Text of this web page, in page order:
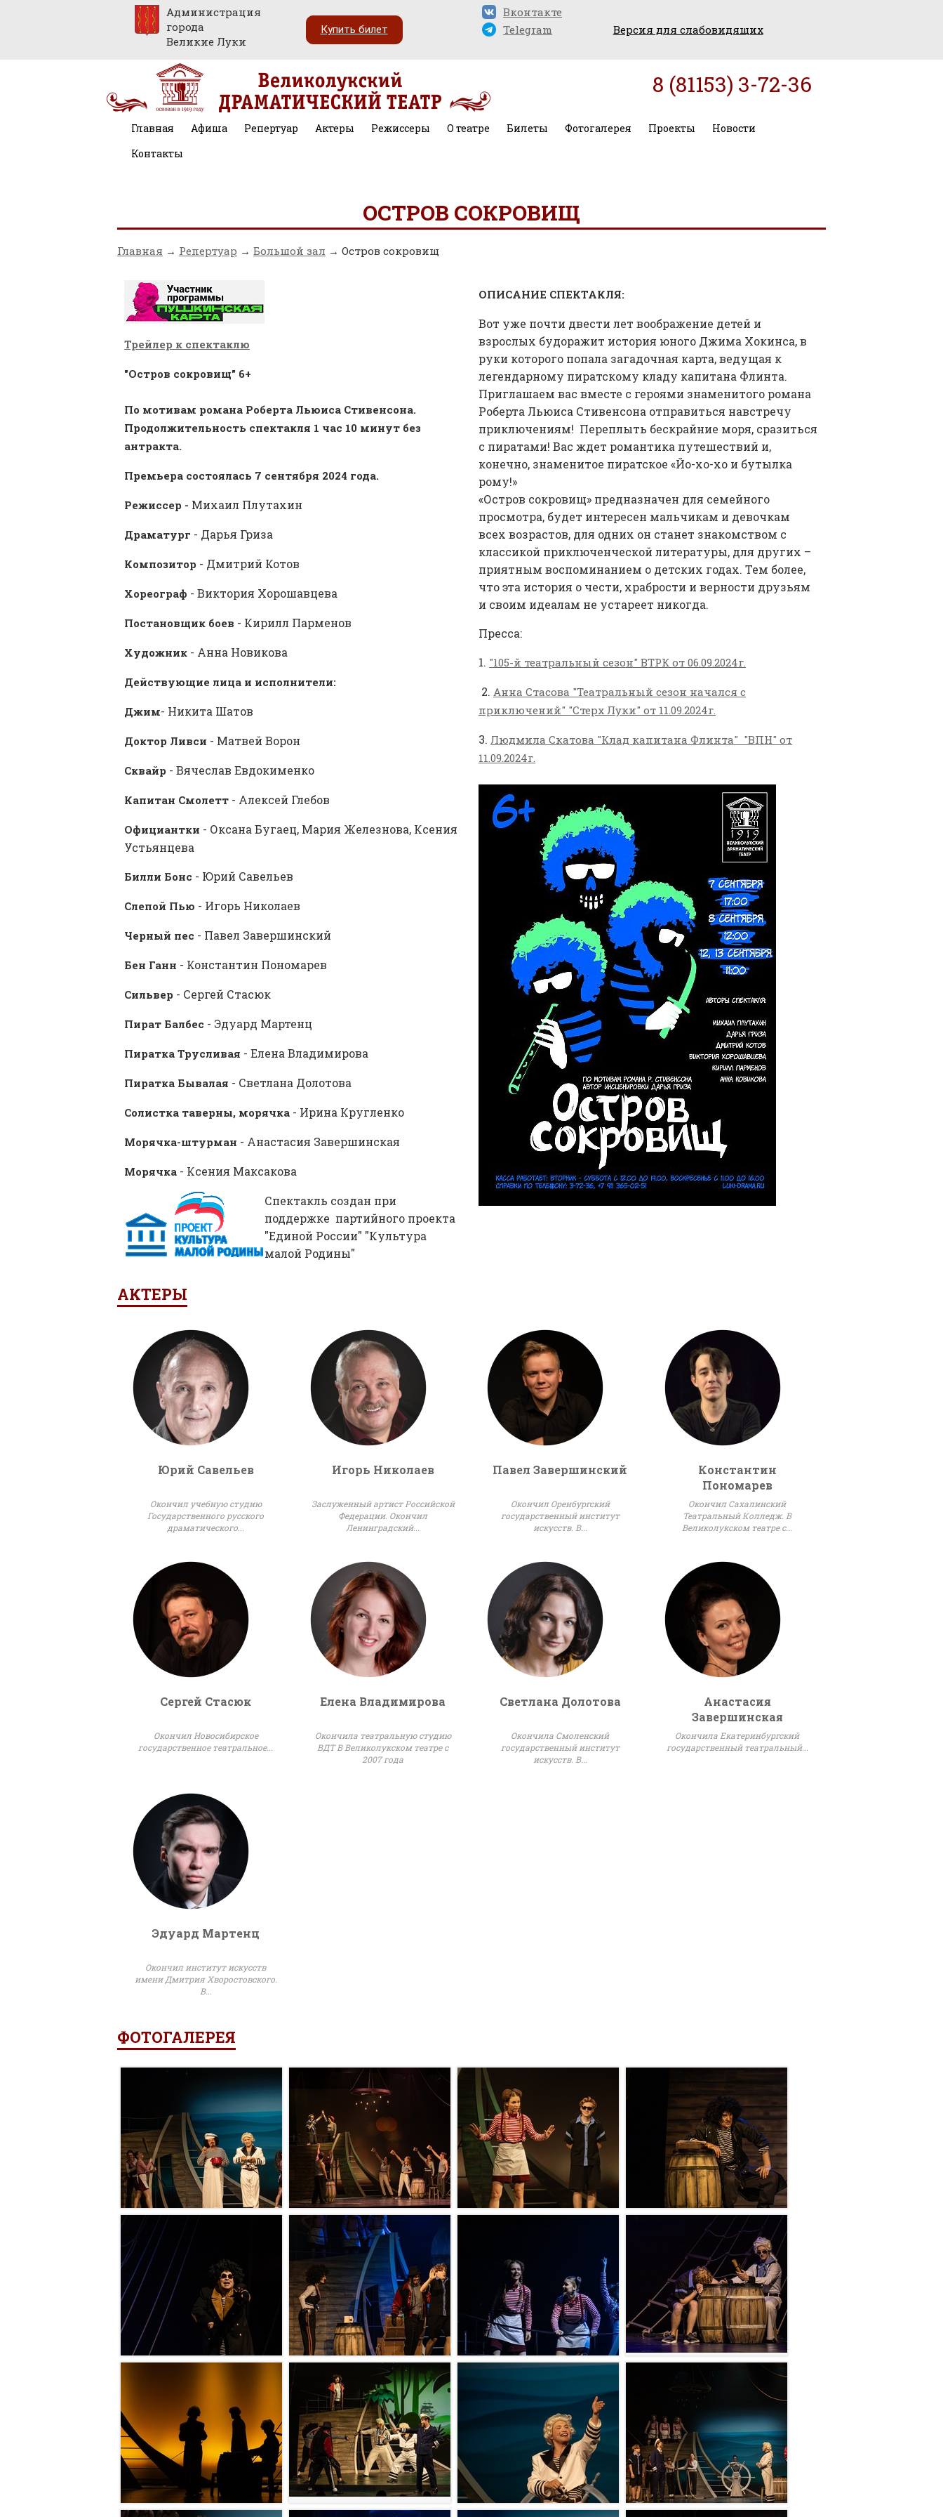
Администрация
города
Великие Луки
Купить билет
Вконтакте
Telegram
Версия для слабовидящих
8 (81153) 3-72-36
Главная Афиша Репертуар Актеры Режиссеры О театре Билеты Фотогалерея Проекты
Новости
Контакты
ОСТРОВ СОКРОВИЩ
Главная → Репертуар → Большой зал → Остров сокровищ
Трейлер к спектаклю
"Остров сокровищ" 6+
По мотивам романа Роберта Льюиса Стивенсона.
Продолжительность спектакля 1 час 10 минут без
антракта.
Премьера состоялась 7 сентября 2024 года.
Режиссер - Михаил Плутахин
Драматург - Дарья Гриза
Композитор - Дмитрий Котов
Хореограф - Виктория Хорошавцева
Постановщик боев - Кирилл Парменов
Художник - Анна Новикова
Действующие лица и исполнители:
Джим- Никита Шатов
Доктор Ливси - Матвей Ворон
Сквайр - Вячеслав Евдокименко
Капитан Смолетт - Алексей Глебов
Официантки - Оксана Бугаец, Мария Железнова, Ксения
Устьянцева
Билли Бонс - Юрий Савельев
Слепой Пью - Игорь Николаев
Черный пес - Павел Завершинский
Бен Ганн - Константин Пономарев
Сильвер - Сергей Стасюк
Пират Балбес - Эдуард Мартенц
Пиратка Трусливая - Елена Владимирова
Пиратка Бывалая - Светлана Долотова
Солистка таверны, морячка - Ирина Кругленко
Морячка-штурман - Анастасия Завершинская
Морячка - Ксения Максакова
Спектакль создан при
поддержке партийного проекта
"Единой России" "Культура
малой Родины"
ОПИСАНИЕ СПЕКТАКЛЯ:
Вот уже почти двести лет воображение детей и
взрослых будоражит история юного Джима Хокинса, в
руки которого попала загадочная карта, ведущая к
легендарному пиратскому кладу капитана Флинта.
Приглашаем вас вместе с героями знаменитого романа
Роберта Льюиса Стивенсона отправиться навстречу
приключениям! Переплыть бескрайние моря, сразиться
с пиратами! Вас ждет романтика путешествий и,
конечно, знаменитое пиратское «Йо-хо-хо и бутылка
рому!»
«Остров сокровищ» предназначен для семейного
просмотра, будет интересен мальчикам и девочкам
всех возрастов, для одних он станет знакомством с
классикой приключенческой литературы, для других –
приятным воспоминанием о детских годах. Тем более,
что эта история о чести, храбрости и верности друзьям
и своим идеалам не устареет никогда.
Пресса:
1. "105-й театральный сезон" ВТРК от 06.09.2024г.
2. Анна Стасова "Театральный сезон начался с
приключений" "Стерх Луки" от 11.09.2024г.
3. Людмила Скатова "Клад капитана Флинта" "ВПН" от
11.09.2024г.
АКТЕРЫ
Юрий Савельев
Окончил учебную студию
Государственного русского
драматического...
Игорь Николаев
Заслуженный артист Российской
Федерации. Окончил
Ленинградский...
Павел Завершинский
Окончил Оренбургский
государственный институт
искусств. В...
Константин
Пономарев
Окончил Сахалинский
Театральный Колледж. В
Великолукском театре с...
Сергей Стасюк
Окончил Новосибирское
государственное театральное...
Елена Владимирова
Окончила театральную студию
ВДТ В Великолукском театре с
2007 года
Светлана Долотова
Окончила Смоленский
государственный институт
искусств. В...
Анастасия
Завершинская
Окончила Екатеринбургский
государственный театральный...
Эдуард Мартенц
Окончил институт искусств
имени Дмитрия Хворостовского.
В...
ФОТОГАЛЕРЕЯ
УВЕЛИЧИТЬ УВЕЛИЧИТЬ
УВЕЛИЧИТЬ УВЕЛИЧИТЬ УВЕЛИЧИТЬ
УВЕЛИЧИТЬ УВЕЛИЧИТЬ